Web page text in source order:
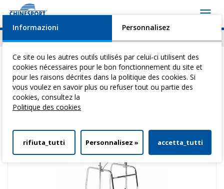
Actualités Evénements Video Download
Vous êtes ici: Home>DéAmbulateurs>DéAmbulateurs> Walker F
Informazioni Personnalisez
Ce site ou les autres outils utilisés par celui-ci utilisent des
cookies nécessaires pour le bon fonctionnement du site et
pour les raisons décrites dans la politique des cookies. Si
vous voulez en savoir plus ou refuser tout ou partie des
cookies, consultez la
Politique des cookies
rifiuta_tutti Personnalisez » accetta_tutti